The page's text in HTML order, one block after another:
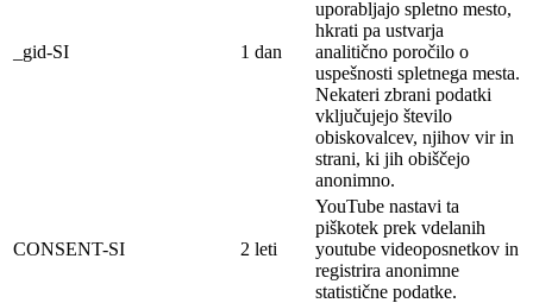
_gid-SI 1 dan
uporabljajo spletno mesto,
hkrati pa ustvarja
analitično poročilo o
uspešnosti spletnega mesta.
Nekateri zbrani podatki
vključujejo število
obiskovalcev, njihov vir in
strani, ki jih obiščejo
anonimno.
CONSENT-SI 2 leti
YouTube nastavi ta
piškotek prek vdelanih
youtube videoposnetkov in
registrira anonimne
statistične podatke.